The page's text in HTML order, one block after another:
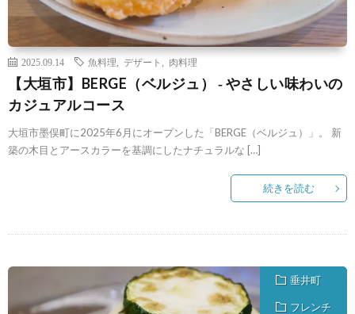
2025.09.14 魚料理 デザート 肉料理
【大垣市】BERGE（ベルジュ） ‐ やさしい味わいの
カジュアルコース
大垣市墨俣町に2025年6月にオープンした「BERGE（ベルジュ）」。 新
築の木目とアースカラーを基調にしたナチュラルな […]
続きを読む
垂井町
フレンチ